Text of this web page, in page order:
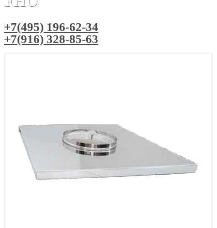
+7(495) 196-62-34
+7(916) 328-85-63